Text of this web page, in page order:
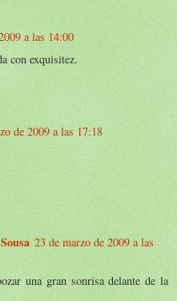
a las 14:00
con exquisitez.
de 2009 a las 17:18
23 de marzo de 2009 a las
una gran sonrisa delante de la